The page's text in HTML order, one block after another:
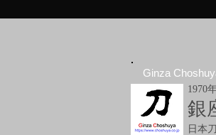
Ginza
1970
銀
日本